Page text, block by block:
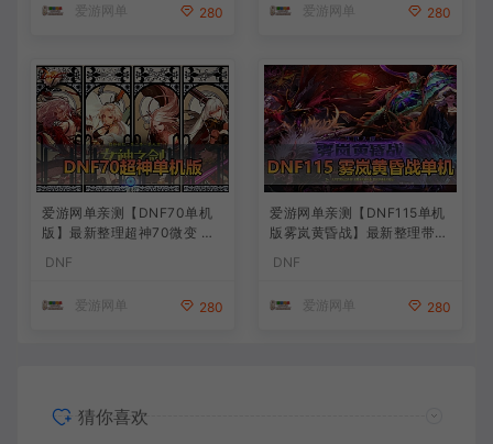
能徽章 史诗装备特效徽章 技
爱游网单 280 爱游网单 280
爱游网单亲测【DNF70单机
版】最新整理超神70微变 魂
内辅 异次元护石宝珠 未加密
教学
DNF
爱游网单 280
爱游网单亲测【DNF115单机
版雾岚黄昏战】最新整理带魔
鬼剑女格斗新模型 美神 雾岚
机一键端 视频安装教学
DNF
爱游网单 280
猜你喜欢